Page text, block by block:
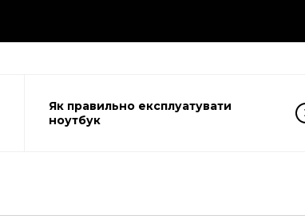
Як правильно експлуатувати
ноутбук